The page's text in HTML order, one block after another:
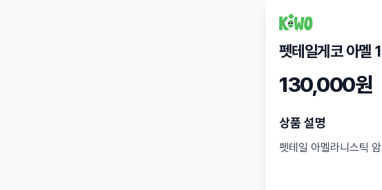
펫테일게코 아멜 1
130,000원
상품 설명
펫테일 아멜라니스틱 암